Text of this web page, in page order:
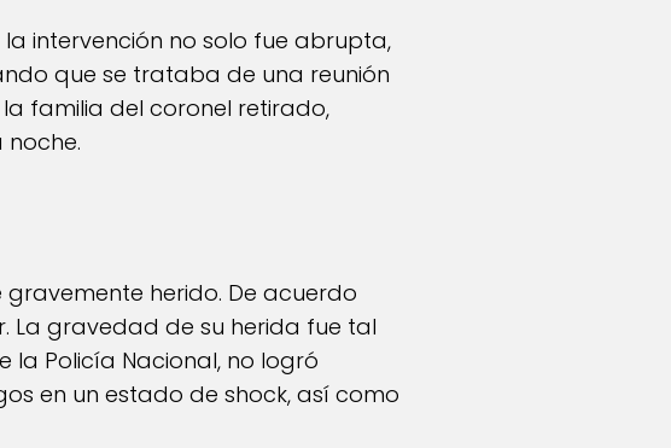
intervención no solo fue abrupta,
que se trataba de una reunión
familia del coronel retirado,
herido. De acuerdo
La gravedad de su herida fue tal
la Policía Nacional, no logró
en un estado de shock, así como